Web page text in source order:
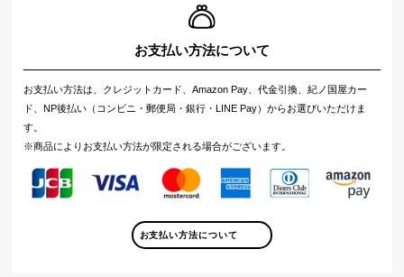
お支払い方法について
お支払い方法は、クレジットカード、Amazon Pay、代金引換、紀ノ国屋カー
ド、NP後払い（コンビニ・郵便局・銀行・LINE Pay）からお選びいただけま
す。
※商品によりお支払い方法が限定される場合がございます。
お支払い方法について